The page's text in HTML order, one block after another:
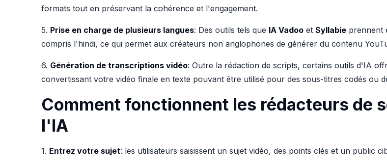
formats tout en préservant la cohérence et l'engagement.
5. Prise en charge de plusieurs langues: Des outils tels que IA Vadoo et Syllabie prennent
compris l'hindi, ce qui permet aux créateurs non anglophones de générer du contenu
6. Génération de transcriptions vidéo: Outre la rédaction de scripts, certains outils d'IA
convertissant votre vidéo finale en texte pouvant être utilisé pour des sous-titres codés ou
Comment fonctionnent les rédacteurs de
l'IA
1. Entrez votre sujet: les utilisateurs saisissent un sujet vidéo, des points clés et un public